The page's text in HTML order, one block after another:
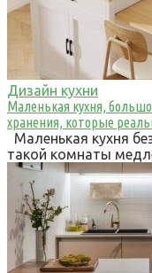
Дизайн кухни
Маленькая кухня,
хранения, которые
Маленькая кухня
такой комнаты